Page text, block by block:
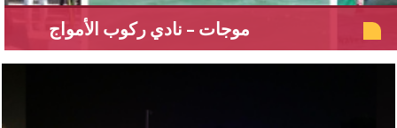
موجات – نادي ركوب الأمواج